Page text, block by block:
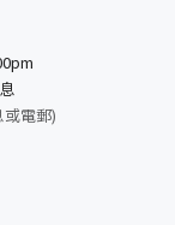
電郵)